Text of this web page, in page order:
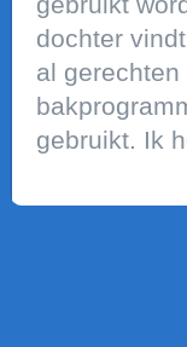
dochter
al
gebruikt. Ik